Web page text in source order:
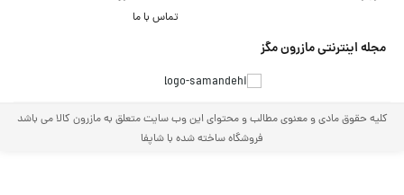
تماس با ما
مجله اینترنتی مازرون مگز
کلیه حقوق مادی و معنوی مطالب و محتوای این وب سایت متعلق به مازرون کالا می باشد
فروشگاه ساخته شده با شاپفا